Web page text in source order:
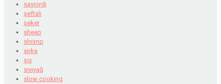
saviordi
şeftali
şeker
sheep
shrimp
sirke
şiş
sıvıyağ
slow cooking